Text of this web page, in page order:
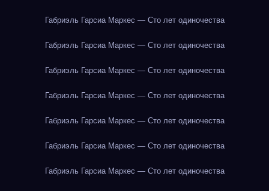
Габриэль Гарсиа Маркес — Сто лет одиночества
Габриэль Гарсиа Маркес — Сто лет одиночества
Габриэль Гарсиа Маркес — Сто лет одиночества
Габриэль Гарсиа Маркес — Сто лет одиночества
Габриэль Гарсиа Маркес — Сто лет одиночества
Габриэль Гарсиа Маркес — Сто лет одиночества
Габриэль Гарсиа Маркес — Сто лет одиночества